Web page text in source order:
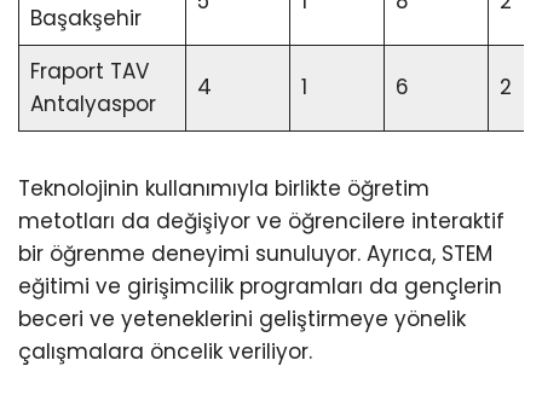
Başakşehir
Fraport TAV
Antalyaspor
4 1 6 2
Teknolojinin kullanımıyla birlikte öğretim
metotları da değişiyor ve öğrencilere interaktif
bir öğrenme deneyimi sunuluyor. Ayrıca, STEM
eğitimi ve girişimcilik programları da gençlerin
beceri ve yeteneklerini geliştirmeye yönelik
çalışmalara öncelik veriliyor.